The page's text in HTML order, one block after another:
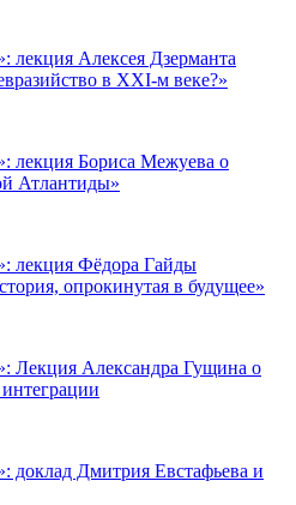
лекция Алексея Дзерманта
в XXI-м веке?»
лекция Бориса Межуева о
Атлантиды»
лекция Фёдора Гайды
опрокинутая в будущее»
Лекция Александра Гущина о
доклад Дмитрия Евстафьева и